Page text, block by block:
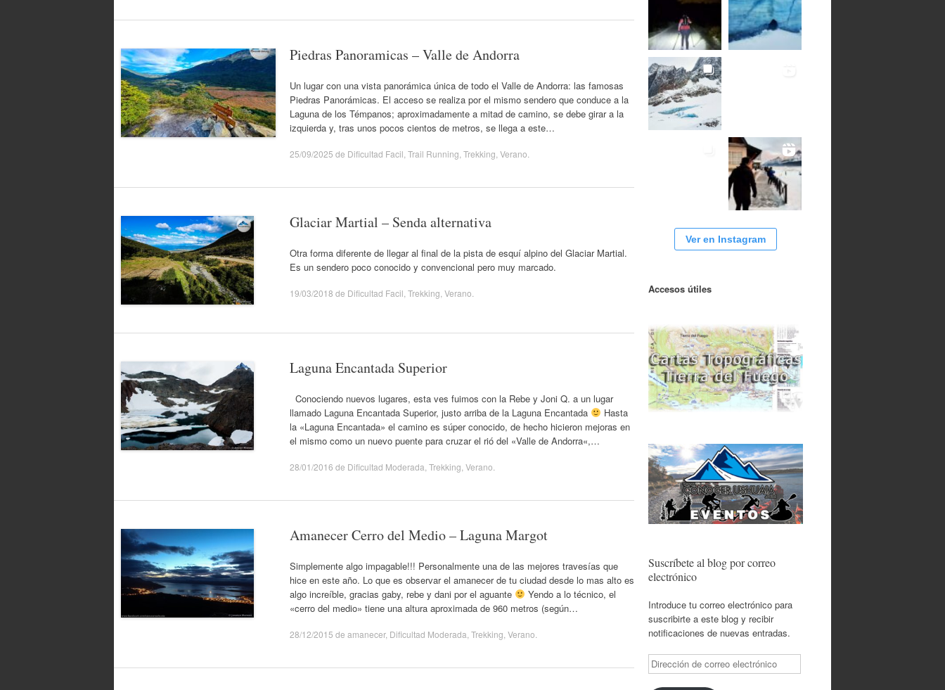
Piedras Panoramicas – Valle de Andorra
Un lugar con una vista panorámica única de todo el Valle de Andorra: las famosas
Piedras Panorámicas. El acceso se realiza por el mismo sendero que conduce a la
Laguna de los Témpanos; aproximadamente a mitad de camino, se debe girar a la
izquierda y, tras unos pocos cientos de metros, se llega a este…
25/09/2025 de Dificultad Facil Trail Running Trekking Verano
Glaciar Martial – Senda alternativa
Otra forma diferente de llegar al final de la pista de esquí alpino del Glaciar Martial.
Es un sendero poco conocido y convencional pero muy marcado.
19/03/2018 de Dificultad Facil Trekking Verano
Laguna Encantada Superior
Conociendo nuevos lugares, esta ves fuimos con la Rebe y Joni Q. a un lugar
llamado Laguna Encantada Superior, justo arriba de la Laguna Encantada
Hasta
la «Laguna Encantada» el camino es súper conocido, de hecho hicieron mejoras en
el mismo como un nuevo puente para cruzar el rió del «Valle de Andorra«,…
28/01/2016 de Dificultad Moderada Trekking Verano
Amanecer Cerro del Medio – Laguna Margot
Simplemente algo impagable!!! Personalmente una de las mejores travesías que
hice en este año. Lo que es observar el amanecer de tu ciudad desde lo mas alto es
algo increíble, gracias gaby, rebe y dani por el aguante
Yendo a lo técnico, el
«cerro del medio» tiene una altura aproximada de 960 metros (según…
28/12/2015 de amanecer, Dificultad Moderada Trekking Verano
Ver en Instagram
Accesos útiles
Suscríbete al blog por correo
electrónico
Introduce tu correo electrónico para
suscribirte a este blog y recibir
notificaciones de nuevas entradas.
Dirección
de